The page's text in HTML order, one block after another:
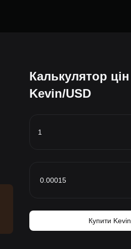
Калькулятор цін
Kevin/USD
Купити Kevin